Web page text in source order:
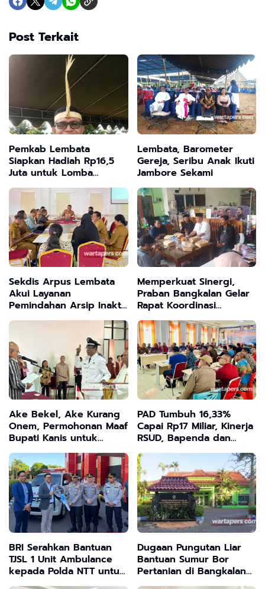
Post Terkait
Pemkab Lembata
Siapkan Hadiah Rp16,5
Juta untuk Lomba
Bertutur Festival Literasi
2026
Lembata, Barometer
Gereja, Seribu Anak Ikuti
Jambore Sekami
Sekdis Arpus Lembata
Akui Layanan
Pemindahan Arsip Inaktif
Belum Maksimal, Kendala
Utama Tiadanya Depo
dan Anggaran Pelatihan
Memperkuat Sinergi,
Praban Bangkalan Gelar
Rapat Koordinasi
Penguatan Anggota
Tingkat Kecamatan dan
Desa
Ake Bekel, Ake Kurang
Onem, Permohonan Maaf
Bupati Kanis untuk
Warga Laranwutun saat
Lantik Kades Laranwutun
PAD Tumbuh 16,33%
Capai Rp17 Miliar, Kinerja
RSUD, Bapenda dan
BKAD Sangat
Memuaskan
BRI Serahkan Bantuan
TJSL 1 Unit Ambulance
kepada Polda NTT untuk
Dukung Layanan
Dugaan Pungutan Liar
Bantuan Sumur Bor
Pertanian di Bangkalan
Forum Pemuda Desak